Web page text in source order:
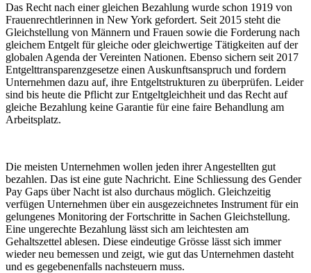
Das Recht nach einer gleichen Bezahlung wurde schon 1919 von
Frauenrechtlerinnen in New York gefordert. Seit 2015 steht die
Gleichstellung von Männern und Frauen sowie die Forderung nach
gleichem Entgelt für gleiche oder gleichwertige Tätigkeiten auf der
globalen Agenda der Vereinten Nationen. Ebenso sichern seit 2017
Entgelttransparenzgesetze einen Auskunftsanspruch und fordern
Unternehmen dazu auf, ihre Entgeltstrukturen zu überprüfen. Leider
sind bis heute die Pflicht zur Entgeltgleichheit und das Recht auf
gleiche Bezahlung keine Garantie für eine faire Behandlung am
Arbeitsplatz.
Die meisten Unternehmen wollen jeden ihrer Angestellten gut
bezahlen. Das ist eine gute Nachricht. Eine Schliessung des Gender
Pay Gaps über Nacht ist also durchaus möglich. Gleichzeitig
verfügen Unternehmen über ein ausgezeichnetes Instrument für ein
gelungenes Monitoring der Fortschritte in Sachen Gleichstellung.
Eine ungerechte Bezahlung lässt sich am leichtesten am
Gehaltszettel ablesen. Diese eindeutige Grösse lässt sich immer
wieder neu bemessen und zeigt, wie gut das Unternehmen dasteht
und es gegebenenfalls nachsteuern muss.